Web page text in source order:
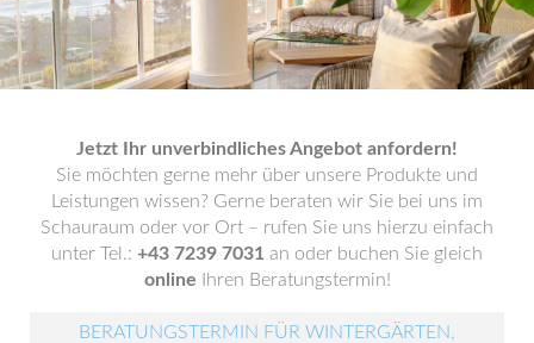
Jetzt Ihr unverbindliches Angebot anfordern!
Sie möchten gerne mehr über unsere Produkte und
Leistungen wissen? Gerne beraten wir Sie bei uns im
Schauraum oder vor Ort – rufen Sie uns hierzu einfach
unter Tel.: +43 7239 7031 an oder buchen Sie gleich
online Ihren Beratungstermin!
BERATUNGSTERMIN FÜR WINTERGÄRTEN,